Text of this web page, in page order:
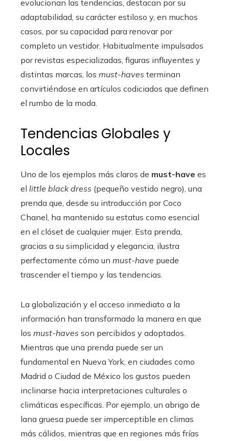
evolucionan las tendencias, destacan por su
adaptabilidad, su carácter estiloso y, en muchos
casos, por su capacidad para renovar por
completo un vestidor. Habitualmente impulsados
por revistas especializadas, figuras influyentes y
distintas marcas, los must-haves terminan
convirtiéndose en artículos codiciados que definen
el rumbo de la moda.
Tendencias Globales y
Locales
Uno de los ejemplos más claros de must-have es
el little black dress (pequeño vestido negro), una
prenda que, desde su introducción por Coco
Chanel, ha mantenido su estatus como esencial
en el clóset de cualquier mujer. Esta prenda,
gracias a su simplicidad y elegancia, ilustra
perfectamente cómo un must-have puede
trascender el tiempo y las tendencias.
La globalización y el acceso inmediato a la
información han transformado la manera en que
los must-haves son percibidos y adoptados.
Mientras que una prenda puede ser un
fundamental en Nueva York, en ciudades como
Madrid o Ciudad de México los gustos pueden
inclinarse hacia interpretaciones culturales o
climáticas específicas. Por ejemplo, un abrigo de
lana gruesa puede ser imperceptible en climas
más cálidos, mientras que en regiones más frías